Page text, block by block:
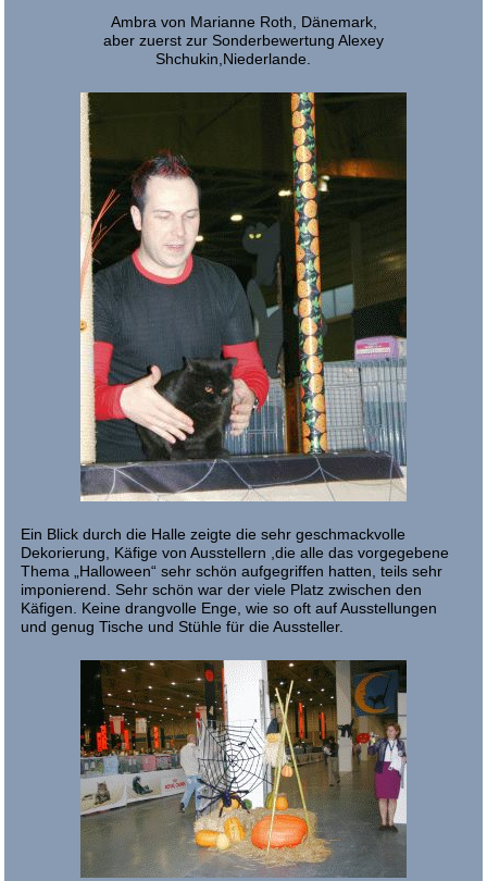
Ambra von Marianne Roth, Dänemark,
aber zuerst zur Sonderbewertung Alexey
Shchukin,Niederlande.
Ein Blick durch die Halle zeigte die sehr geschmackvolle
Dekorierung, Käfige von Ausstellern ,die alle das vorgegebene
Thema „Halloween“ sehr schön aufgegriffen hatten, teils sehr
imponierend. Sehr schön war der viele Platz zwischen den
Käfigen. Keine drangvolle Enge, wie so oft auf Ausstellungen
und genug Tische und Stühle für die Aussteller.